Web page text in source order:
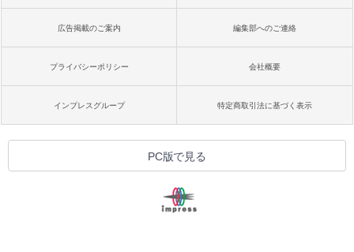
広告掲載のご案内 編集部へのご連絡
プライバシーポリシー 会社概要
インプレスグループ 特定商取引法に基づく表示
PC版で見る